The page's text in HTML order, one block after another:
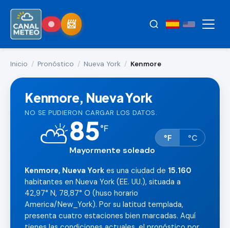
Inicio / Pronóstico / Nueva York / Kenmore
Kenmore, Nueva York
NO SE PUDIERON CARGAR LOS DATOS.
⛅85°F
Mayormente soleado
°F °C
Kenmore, Nueva York es una ciudad de 15.160
habitantes en Nueva York (EE. UU.), situada a
42,97° N, 78,87° O (huso horario
America/New_York). Por su latitud templada,
presenta cuatro estaciones bien marcadas. Aquí